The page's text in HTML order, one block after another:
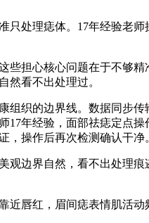
处理痣体。17年经验老
担心核心问题在于不够精
然看不出处理过。
织的边界线。数据同步
17年经验，面部祛痣定点
操作后再次检测确认干净
边界自然，看不出处理痕
唇红，眉间痣表情肌活动